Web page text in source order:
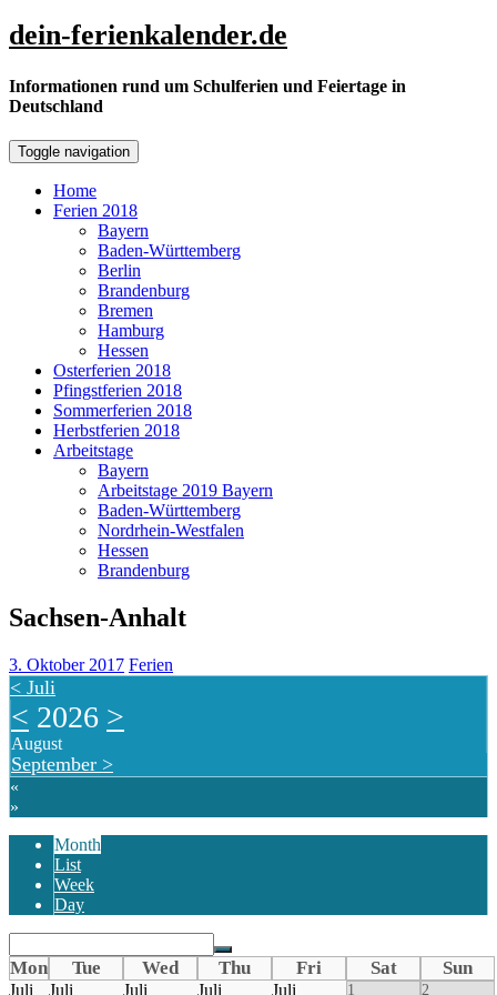
Skip
to
dein-ferienkalender.de
Informationen rund um Schulferien und Feiertage in
Deutschland
Toggle navigation
Home
Ferien 2018
Bayern
Baden-Württemberg
Berlin
Brandenburg
Bremen
Hamburg
Hessen
Osterferien 2018
Pfingstferien 2018
Sommerferien 2018
Herbstferien 2018
Arbeitstage
Bayern
Arbeitstage 2019 Bayern
Baden-Württemberg
Nordrhein-Westfalen
Hessen
Brandenburg
Sachsen-Anhalt
3. Oktober 2017 Ferien
< Juli
< 2026 >
August
September >
«
»
Month
List
Week
Day
Mon Tue Wed Thu Fri Sat Sun
Juli Juli Juli Juli Juli 1 2